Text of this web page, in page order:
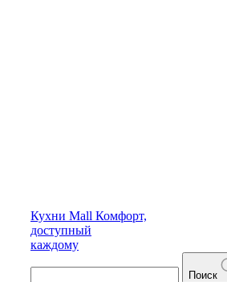
Кухни Mall Комфорт,
доступный
каждому
Поиск